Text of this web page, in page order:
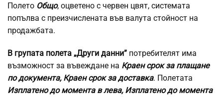
Полето Общо, оцветено с червен цвят, системата
попълва с преизчислената във валута стойност на
продажбата.
В групата полета „Други данни” потребителят има
възможност за въвеждане на Краен срок за плащане
по документа, Краен срок за доставка. Полетата
Изплатено до момента в лева, Изплатено до момента